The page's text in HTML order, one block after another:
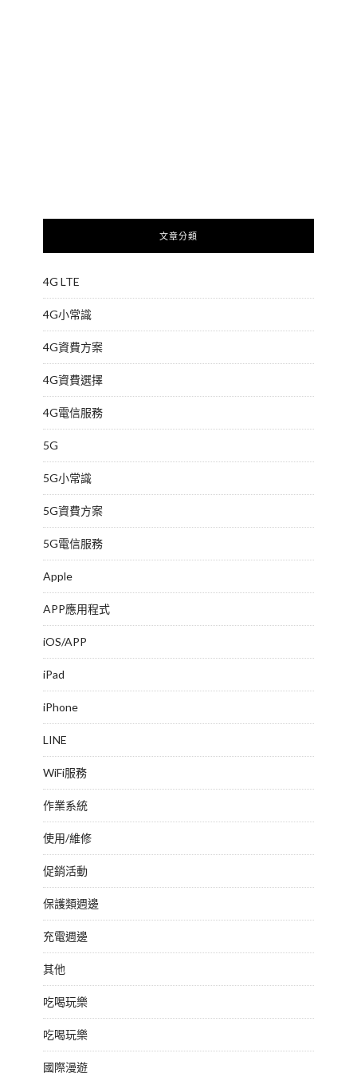
文章分類
4G LTE
4G小常識
4G資費方案
4G資費選擇
4G電信服務
5G
5G小常識
5G資費方案
5G電信服務
Apple
APP應用程式
iOS/APP
iPad
iPhone
LINE
WiFi服務
作業系統
使用/維修
促銷活動
保護類週邊
充電週邊
其他
吃喝玩樂
吃喝玩樂
國際漫遊